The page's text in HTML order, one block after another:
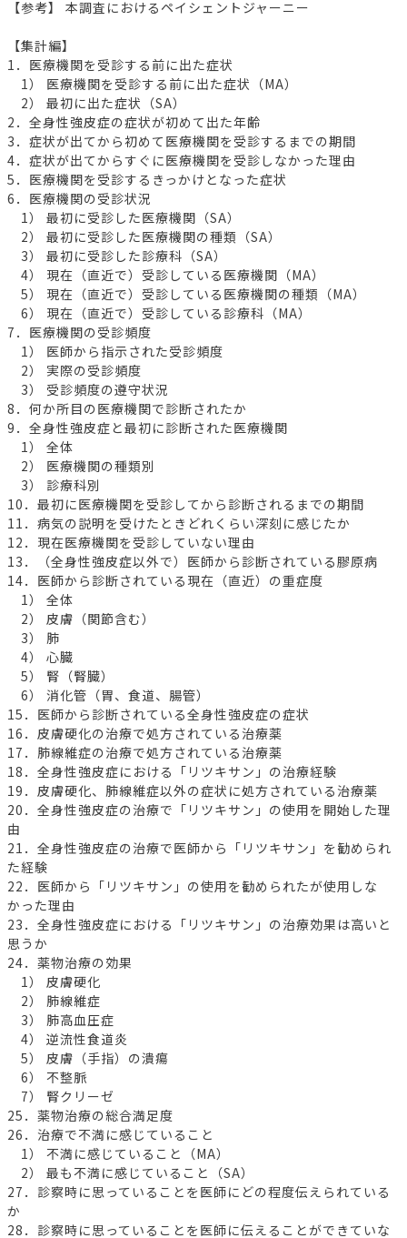
【参考】 本調査におけるペイシェントジャーニー
【集計編】
1．医療機関を受診する前に出た症状
1） 医療機関を受診する前に出た症状（MA）
2） 最初に出た症状（SA）
2．全身性強皮症の症状が初めて出た年齢
3．症状が出てから初めて医療機関を受診するまでの期間
4．症状が出てからすぐに医療機関を受診しなかった理由
5．医療機関を受診するきっかけとなった症状
6．医療機関の受診状況
1） 最初に受診した医療機関（SA）
2） 最初に受診した医療機関の種類（SA）
3） 最初に受診した診療科（SA）
4） 現在（直近で）受診している医療機関（MA）
5） 現在（直近で）受診している医療機関の種類（MA）
6） 現在（直近で）受診している診療科（MA）
7．医療機関の受診頻度
1） 医師から指示された受診頻度
2） 実際の受診頻度
3） 受診頻度の遵守状況
8．何か所目の医療機関で診断されたか
9．全身性強皮症と最初に診断された医療機関
1） 全体
2） 医療機関の種類別
3） 診療科別
10．最初に医療機関を受診してから診断されるまでの期間
11．病気の説明を受けたときどれくらい深刻に感じたか
12．現在医療機関を受診していない理由
13．（全身性強皮症以外で）医師から診断されている膠原病
14．医師から診断されている現在（直近）の重症度
1） 全体
2） 皮膚（関節含む）
3） 肺
4） 心臓
5） 腎（腎臓）
6） 消化管（胃、食道、腸管）
15．医師から診断されている全身性強皮症の症状
16．皮膚硬化の治療で処方されている治療薬
17．肺線維症の治療で処方されている治療薬
18．全身性強皮症における「リツキサン」の治療経験
19．皮膚硬化、肺線維症以外の症状に処方されている治療薬
20．全身性強皮症の治療で「リツキサン」の使用を開始した理
由
21．全身性強皮症の治療で医師から「リツキサン」を勧められ
た経験
22．医師から「リツキサン」の使用を勧められたが使用しな
かった理由
23．全身性強皮症における「リツキサン」の治療効果は高いと
思うか
24．薬物治療の効果
1） 皮膚硬化
2） 肺線維症
3） 肺高血圧症
4） 逆流性食道炎
5） 皮膚（手指）の潰瘍
6） 不整脈
7） 腎クリーゼ
25．薬物治療の総合満足度
26．治療で不満に感じていること
1） 不満に感じていること（MA）
2） 最も不満に感じていること（SA）
27．診察時に思っていることを医師にどの程度伝えられている
か
28．診察時に思っていることを医師に伝えることができていな